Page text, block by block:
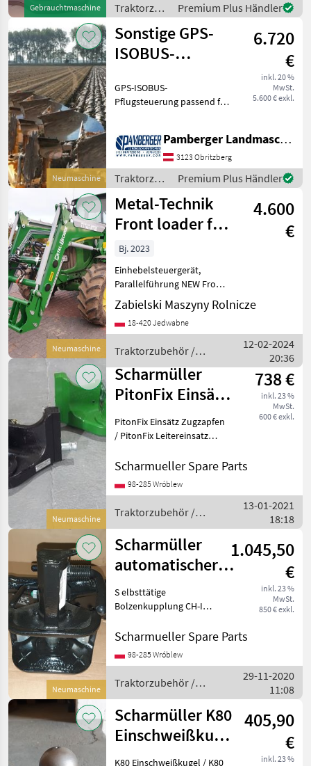
Gebrauchtmaschine
Traktorzubehör
/ Sonstige
Premium Plus Händler
Neumaschine
Sonstige GPS-
ISOBUS-
für Vario Pflüge
6.720
€
inkl. 20 %
MwSt.
5.600 € exkl.
GPS-ISOBUS-
Pflugsteuerung passend für
AFS700, Trimble
FM1000/FMX, Trimble
XCN2050 / TMX2050,
Trimble XCN-1050 / GFX7
Pamberger Landmaschinentechnik GmbH
3123 Obritzberg
Traktorzubehör
/ Sonstige
Premium Plus Händler
Neumaschine
Metal-Technik
Front loader for
John Deere 6620
/ Ładowacz czoł
4.600
€
Bj. 2023
Einhebelsteuergerät,
Parallelführung NEW Front
loader for many tractor
models: DEUTZ-fAHR CLAAS
FARMTRAC FENDT SOLIS
MASSEY FERGUSON KUBOTA
M
Zabielski Maszyny Rolnicze
18-420 Jedwabne
Traktorzubehör /
Metal-Technik
12-02-2024
20:36
Neumaschine
Scharmüller
PitonFix Einsätz
Zugzapfen /
PitonFix Insert
738 €
inkl. 23 %
MwSt.
600 € exkl.
PitonFix Einsätz Zugzapfen
/ PitonFix Leitereinsatz
A02 / 05.6330.10-A17
Dimension 330/25/32 (Wir
haben andere Dimensionen
Scharmueller Spare Parts
98-285 Wróblew
Traktorzubehör /
Scharmüller
13-01-2021
18:18
Neumaschine
Scharmüller
automatischer
Zugmaul
Gabelkopf Typ
1.045,50
€
inkl. 23 %
MwSt.
850 € exkl.
S elbsttätige
Bolzenkupplung CH-I
Type CH-I (38mm Bolt)
05.3253.321-A02 Dimension
andere Dimensione
Scharmueller Spare Parts
98-285 Wróblew
Traktorzubehör /
Scharmüller
29-11-2020
11:08
Scharmüller K80
Einschweißkugel
/ K80 Weld-On
405,90
€
inkl. 23 %
K80 Einschweißkugel / K80